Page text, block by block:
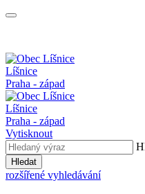
Líšnice
Praha - západ
Líšnice
Praha - západ
Vytisknout
Hledat
rozšířené vyhledávání